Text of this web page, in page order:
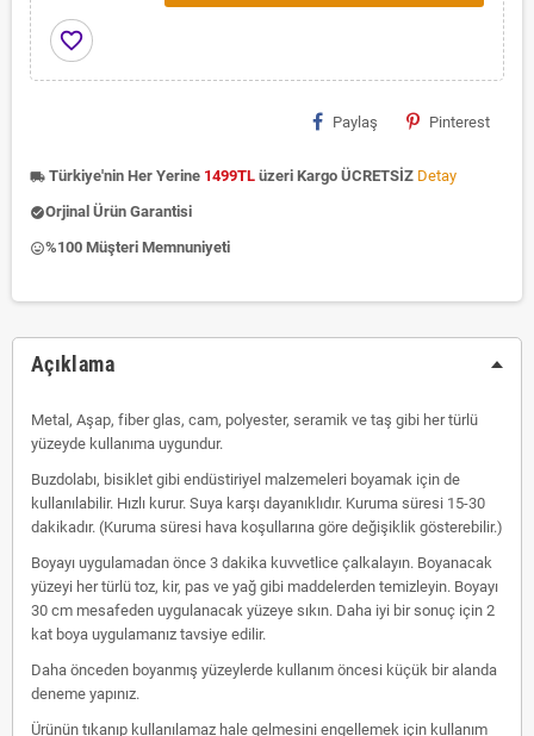
favorite_border
Paylaş Pinterest
local_shipping Türkiye'nin Her Yerine 1499TL üzeri Kargo ÜCRETSİZ Detay
check_circleOrjinal Ürün Garantisi
insert_emoticon%100 Müşteri Memnuniyeti
Açıklama
Metal, Aşap, fiber glas, cam, polyester, seramik ve taş gibi her türlü
yüzeyde kullanıma uygundur.
Buzdolabı, bisiklet gibi endüstiriyel malzemeleri boyamak için de
kullanılabilir. Hızlı kurur. Suya karşı dayanıklıdır. Kuruma süresi 15-30
dakikadır. (Kuruma süresi hava koşullarına göre değişiklik gösterebilir.)
Boyayı uygulamadan önce 3 dakika kuvvetlice çalkalayın. Boyanacak
yüzeyi her türlü toz, kir, pas ve yağ gibi maddelerden temizleyin. Boyayı
30 cm mesafeden uygulanacak yüzeye sıkın. Daha iyi bir sonuç için 2
kat boya uygulamanız tavsiye edilir.
Daha önceden boyanmış yüzeylerde kullanım öncesi küçük bir alanda
deneme yapınız.
Ürünün tıkanıp kullanılamaz hale gelmesini engellemek için kullanım